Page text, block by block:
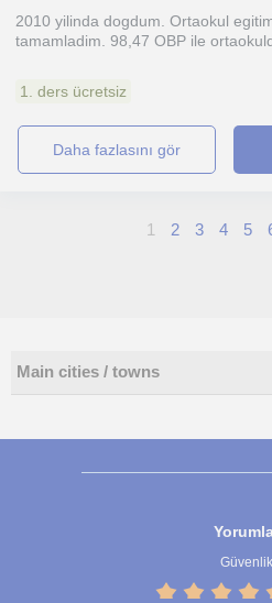
2010 yilinda dogdum. Ortaokul
tamamladim. 98,47 OBP ile
1. ders ücretsiz
daha fazlasını gör
1 2 3 4 5
Main cities / towns
Güvenlik